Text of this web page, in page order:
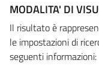
MODALITA' DI
Il risultato è
le impostazioni di
seguenti informazioni: